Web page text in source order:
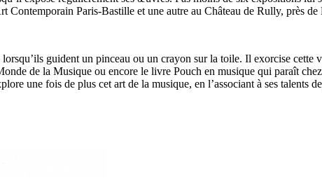
Contemporain Paris-Bastille et une autre au Château de Rully, près de
guident un pinceau ou un crayon sur la toile. Il exorcise cette
de la Musique ou encore le livre Pouch en musique qui paraît
une fois de plus cet art de la musique, en l’associant à ses talents